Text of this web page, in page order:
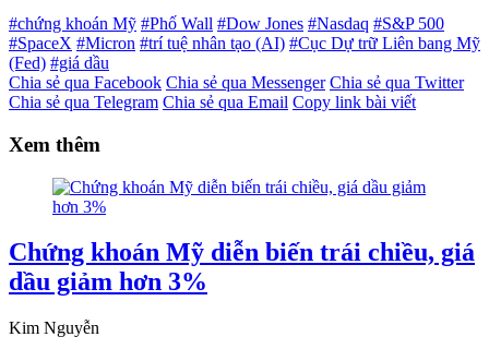
#chứng khoán Mỹ #Phố Wall #Dow Jones #Nasdaq #S&P 500
#SpaceX #Micron #trí tuệ nhân tạo (AI) #Cục Dự trữ Liên bang Mỹ
(Fed) #giá dầu
Chia sẻ qua Facebook Chia sẻ qua Messenger Chia sẻ qua Twitter
Chia sẻ qua Telegram Chia sẻ qua Email Copy link bài viết
Xem thêm
Chứng khoán Mỹ diễn biến trái chiều, giá
dầu giảm hơn 3%
Kim Nguyễn